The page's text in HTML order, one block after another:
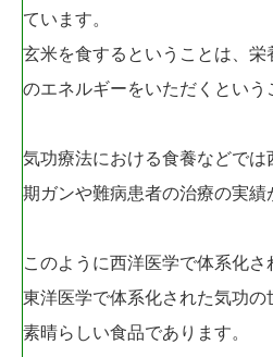
ています。
玄米を食するということは、
のエネルギーをいただくという
気功療法における食養などで
期ガンや難病患者の治療の実績
このように西洋医学で体系化さ
東洋医学で体系化された気功
素晴らしい食品であります。